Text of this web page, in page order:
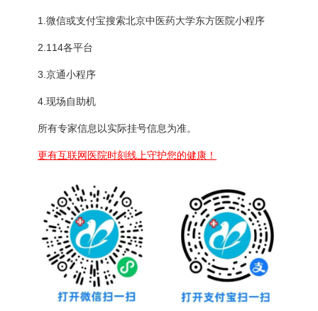
1.微信或支付宝搜索北京中医药大学东方医院小程序
2.114各平台
3.京通小程序
4.现场自助机
所有专家信息以实际挂号信息为准。
更有互联网医院时刻线上守护您的健康！